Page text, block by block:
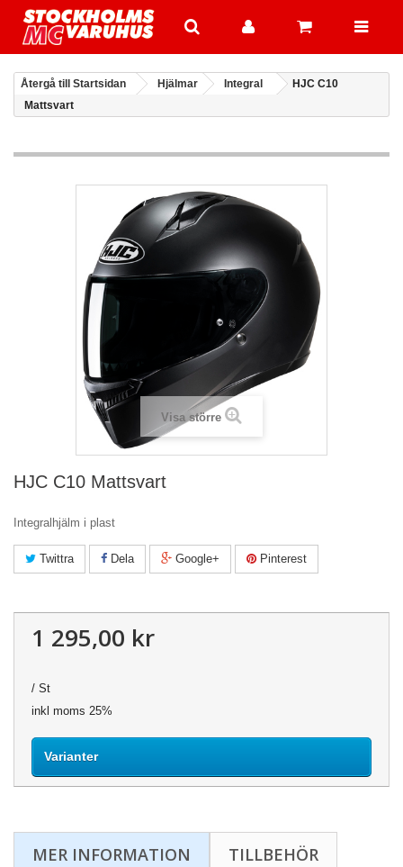
Återgå till Startsidan Hjälmar Integral
HJC C10
Mattsvart
Visa större
HJC C10 Mattsvart
Integralhjälm i plast
Twittra Dela Google+ Pinterest
1 295,00 kr
/ St
inkl moms 25%
Varianter
MER INFORMATION TILLBEHÖR